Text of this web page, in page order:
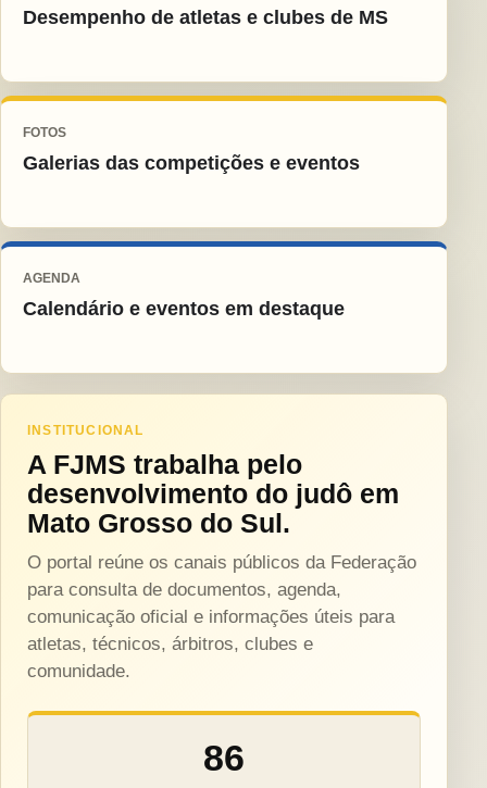
Desempenho de atletas e clubes de MS
FOTOS
Galerias das competições e eventos
AGENDA
Calendário e eventos em destaque
INSTITUCIONAL
A FJMS trabalha pelo
desenvolvimento do judô em
Mato Grosso do Sul.
O portal reúne os canais públicos da Federação
para consulta de documentos, agenda,
comunicação oficial e informações úteis para
atletas, técnicos, árbitros, clubes e
comunidade.
86